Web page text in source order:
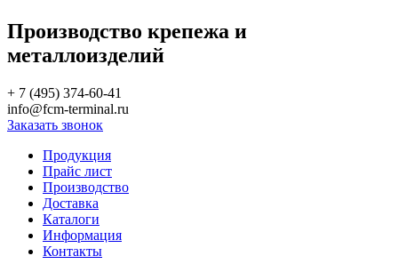
Производство крепежа и
металлоизделий
+ 7 (495) 374-60-41
info@fcm-terminal.ru
Заказать звонок
Продукция
Прайс лист
Производство
Доставка
Каталоги
Информация
Контакты